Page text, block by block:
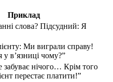
Приклад
слова? Підсудний: Я
Ми виграли справу!
в’язниці чому?”
нічого… Крім того
перестає платити!”